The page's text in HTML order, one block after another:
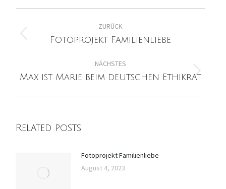
Kommentarnavigation
ZURÜCK
Vorheriger
Fotoprojekt Familienliebe
NÄCHSTES
Nächster
Max ist Marie beim deutschen Ethikrat
Related posts
Fotoprojekt Familienliebe
August 4, 2023